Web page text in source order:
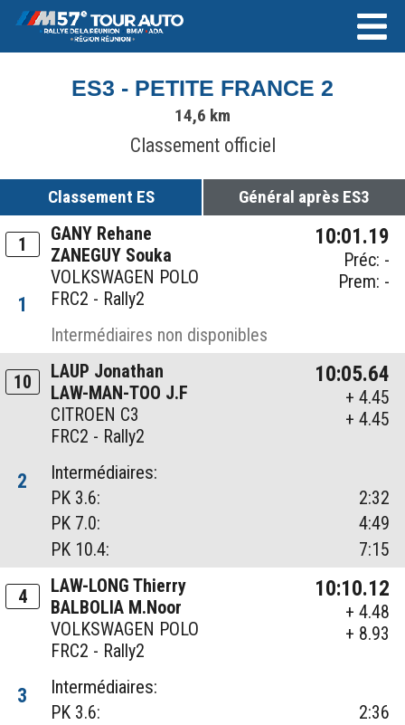
ES3 - PETITE FRANCE 2
14,6 km
Classement officiel
Classement ES Général après ES3
1
GANY Rehane
ZANEGUY Souka
VOLKSWAGEN POLO
FRC2 - Rally2
10:01.19
Préc: -
Prem: -
1
Intermédiaires non disponibles
10
LAUP Jonathan
LAW-MAN-TOO J.F
CITROEN C3
FRC2 - Rally2
10:05.64
+ 4.45
+ 4.45
2
Intermédiaires:
PK 3.6:
2:32
PK 7.0:
4:49
PK 10.4:
7:15
4
LAW-LONG Thierry
BALBOLIA M.Noor
VOLKSWAGEN POLO
FRC2 - Rally2
10:10.12
+ 4.48
+ 8.93
3
Intermédiaires:
PK 3.6:
2:36